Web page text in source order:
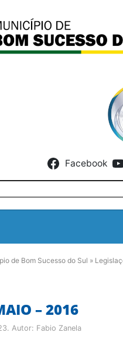
Facebook
de Bom Sucesso do Sul »
– 2016
. Autor: Fabio Zanela